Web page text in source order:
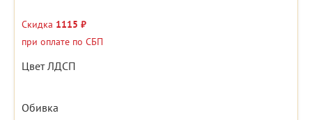
Скидка 1115 ₽
при оплате по СБП
Цвет ЛДСП
Обивка